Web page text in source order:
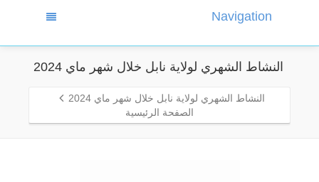
Navigation
النشاط الشهري لولاية نابل خلال شهر ماي 2024
النشاط الشهري لولاية نابل خلال شهر ماي 2024
الصفحة الرئيسية